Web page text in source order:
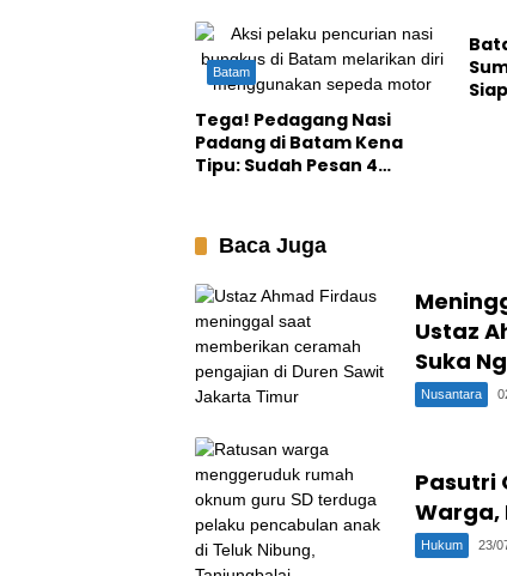
Batam
Tega! Pedagang Nasi
Padang di Batam Kena
Tipu: Sudah Pesan 4
Baca Juga
Ustaz
Suka
Nusantara
Pasutri
Warga,
Hukum 23/